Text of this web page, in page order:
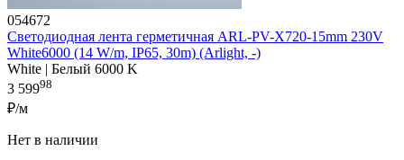
054672
Светодиодная лента герметичная ARL-PV-X720-15mm 230V
White6000 (14 W/m, IP65, 30m) (Arlight, -)
White | Белый 6000 K
3 59998
₽/м
Нет в наличии